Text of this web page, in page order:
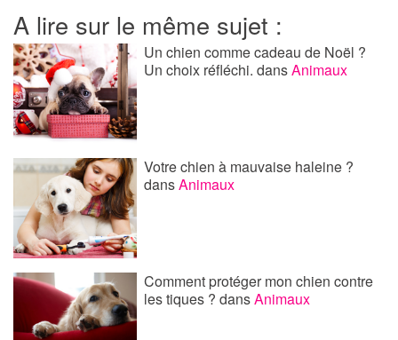
A lire sur le même sujet :
Un chien comme cadeau de Noël ?
Un choix réfléchi.dansAnimaux
Votre chien à mauvaise haleine ?
dansAnimaux
Comment protéger mon chien contre
les tiques ?dansAnimaux